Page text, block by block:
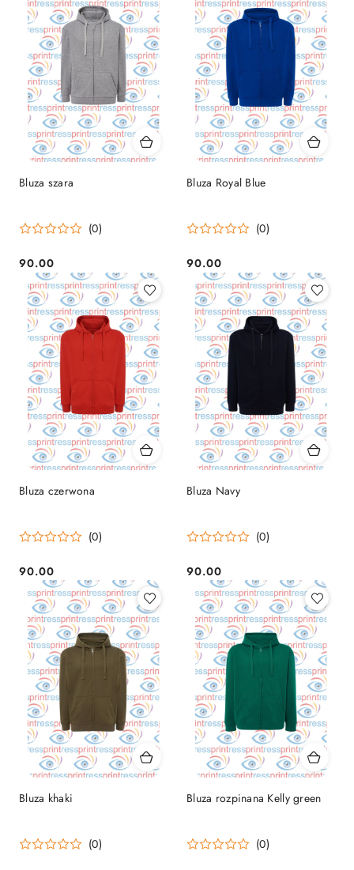
Bluza szara
(0)
Cena:
90.00
Bluza Royal Blue
(0)
Cena:
90.00
Bluza czerwona
(0)
Cena:
90.00
Bluza Navy
(0)
Cena:
90.00
Bluza khaki
(0)
Bluza rozpinana Kelly green
(0)